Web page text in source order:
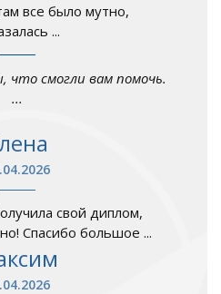
все было мутно,
...
что смогли вам помочь.
...
свой диплом,
Спасибо большое ...